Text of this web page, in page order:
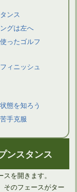
仲間入り！？
中級以上が必要？
ンス
グは左へ
ったゴルフ
ィニッシュ
態を知ろう
手克服
ンスタンス
を開きます。
そのフェースがター